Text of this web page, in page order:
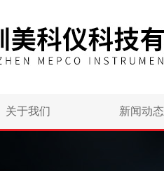
关于我们 新闻动态